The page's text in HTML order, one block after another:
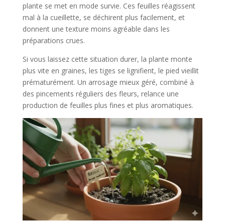
plante se met en mode survie. Ces feuilles réagissent
mal à la cueillette, se déchirent plus facilement, et
donnent une texture moins agréable dans les
préparations crues.
Si vous laissez cette situation durer, la plante monte
plus vite en graines, les tiges se lignifient, le pied vieillit
prématurément. Un arrosage mieux géré, combiné à
des pincements réguliers des fleurs, relance une
production de feuilles plus fines et plus aromatiques.​